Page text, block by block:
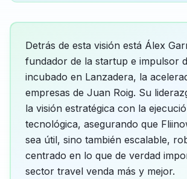
Detrás de esta visión está Álex
fundador de la startup e impulsor
incubado en Lanzadera, la
empresas de Juan Roig. Su
la visión estratégica con la
tecnológica, asegurando que
sea útil, sino también escalable,
centrado en lo que de verdad
sector travel venda más y mejor.